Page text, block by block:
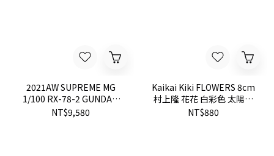
2021AW SUPREME MG
1/100 RX-78-2 GUNDAM
Ver.3.0 鋼彈 限量 現貨
NT$9,580
Kaikai Kiki FLOWERS 8cm
村上隆 花花 白彩色 太陽花
別針 吊飾 新款 4色 現貨
NT$880